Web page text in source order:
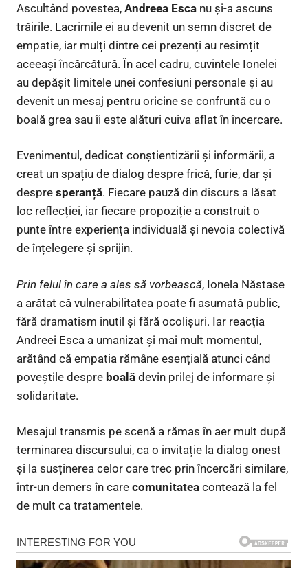
Ascultând povestea, Andreea Esca nu și-a ascuns
trăirile. Lacrimile ei au devenit un semn discret de
empatie, iar mulți dintre cei prezenți au resimțit
aceeași încărcătură. În acel cadru, cuvintele Ionelei
au depășit limitele unei confesiuni personale și au
devenit un mesaj pentru oricine se confruntă cu o
boală grea sau îi este alături cuiva aflat în încercare.
Evenimentul, dedicat conștientizării și informării, a
creat un spațiu de dialog despre frică, furie, dar și
despre speranță. Fiecare pauză din discurs a lăsat
loc reflecției, iar fiecare propoziție a construit o
punte între experiența individuală și nevoia colectivă
de înțelegere și sprijin.
Prin felul în care a ales să vorbească, Ionela Năstase
a arătat că vulnerabilitatea poate fi asumată public,
fără dramatism inutil și fără ocolișuri. Iar reacția
Andreei Esca a umanizat și mai mult momentul,
arătând că empatia rămâne esențială atunci când
poveștile despre boală devin prilej de informare și
solidaritate.
Mesajul transmis pe scenă a rămas în aer mult după
terminarea discursului, ca o invitație la dialog onest
și la susținerea celor care trec prin încercări similare,
într-un demers în care comunitatea contează la fel
de mult ca tratamentele.